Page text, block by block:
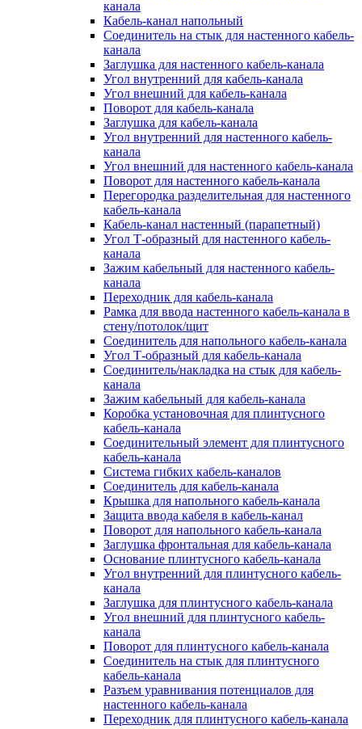
канала
Кабель-канал напольный
Соединитель на стык для настенного кабель-
канала
Заглушка для настенного кабель-канала
Угол внутренний для кабель-канала
Угол внешний для кабель-канала
Поворот для кабель-канала
Заглушка для кабель-канала
Угол внутренний для настенного кабель-
канала
Угол внешний для настенного кабель-канала
Поворот для настенного кабель-канала
Перегородка разделительная для настенного
кабель-канала
Кабель-канал настенный (парапетный)
Угол Т-образный для настенного кабель-
канала
Зажим кабельный для настенного кабель-
канала
Переходник для кабель-канала
Рамка для ввода настенного кабель-канала в
стену/потолок/щит
Соединитель для напольного кабель-канала
Угол Т-образный для кабель-канала
Соединитель/накладка на стык для кабель-
канала
Зажим кабельный для кабель-канала
Коробка установочная для плинтусного
кабель-канала
Соединительный элемент для плинтусного
кабель-канала
Система гибких кабель-каналов
Соединитель для кабель-канала
Крышка для напольного кабель-канала
Защита ввода кабеля в кабель-канал
Поворот для напольного кабель-канала
Заглушка фронтальная для кабель-канала
Основание плинтусного кабель-канала
Угол внутренний для плинтусного кабель-
канала
Заглушка для плинтусного кабель-канала
Угол внешний для плинтусного кабель-
канала
Поворот для плинтусного кабель-канала
Соединитель на стык для плинтусного
кабель-канала
Разъем уравнивания потенциалов для
настенного кабель-канала
Переходник для плинтусного кабель-канала